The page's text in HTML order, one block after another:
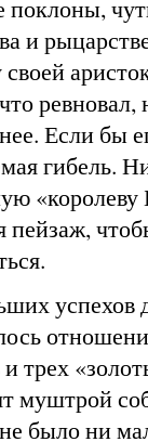
поклоны,
и
своей
ревновал,
Если бы
гибель.
«королеву
пейзаж,
успехов
трех
муштрой
было ни